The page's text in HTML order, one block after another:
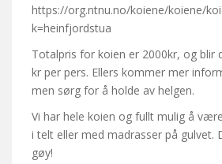
https://org.ntnu.no/koiene/koiene/
k=heinfjordstua
Totalpris for koien er 2000kr, og blir
kr per pers. Ellers kommer mer
men sørg for å holde av helgen.
Vi har hele koien og fullt mulig å
i telt eller med madrasser på gulvet.
gøy!